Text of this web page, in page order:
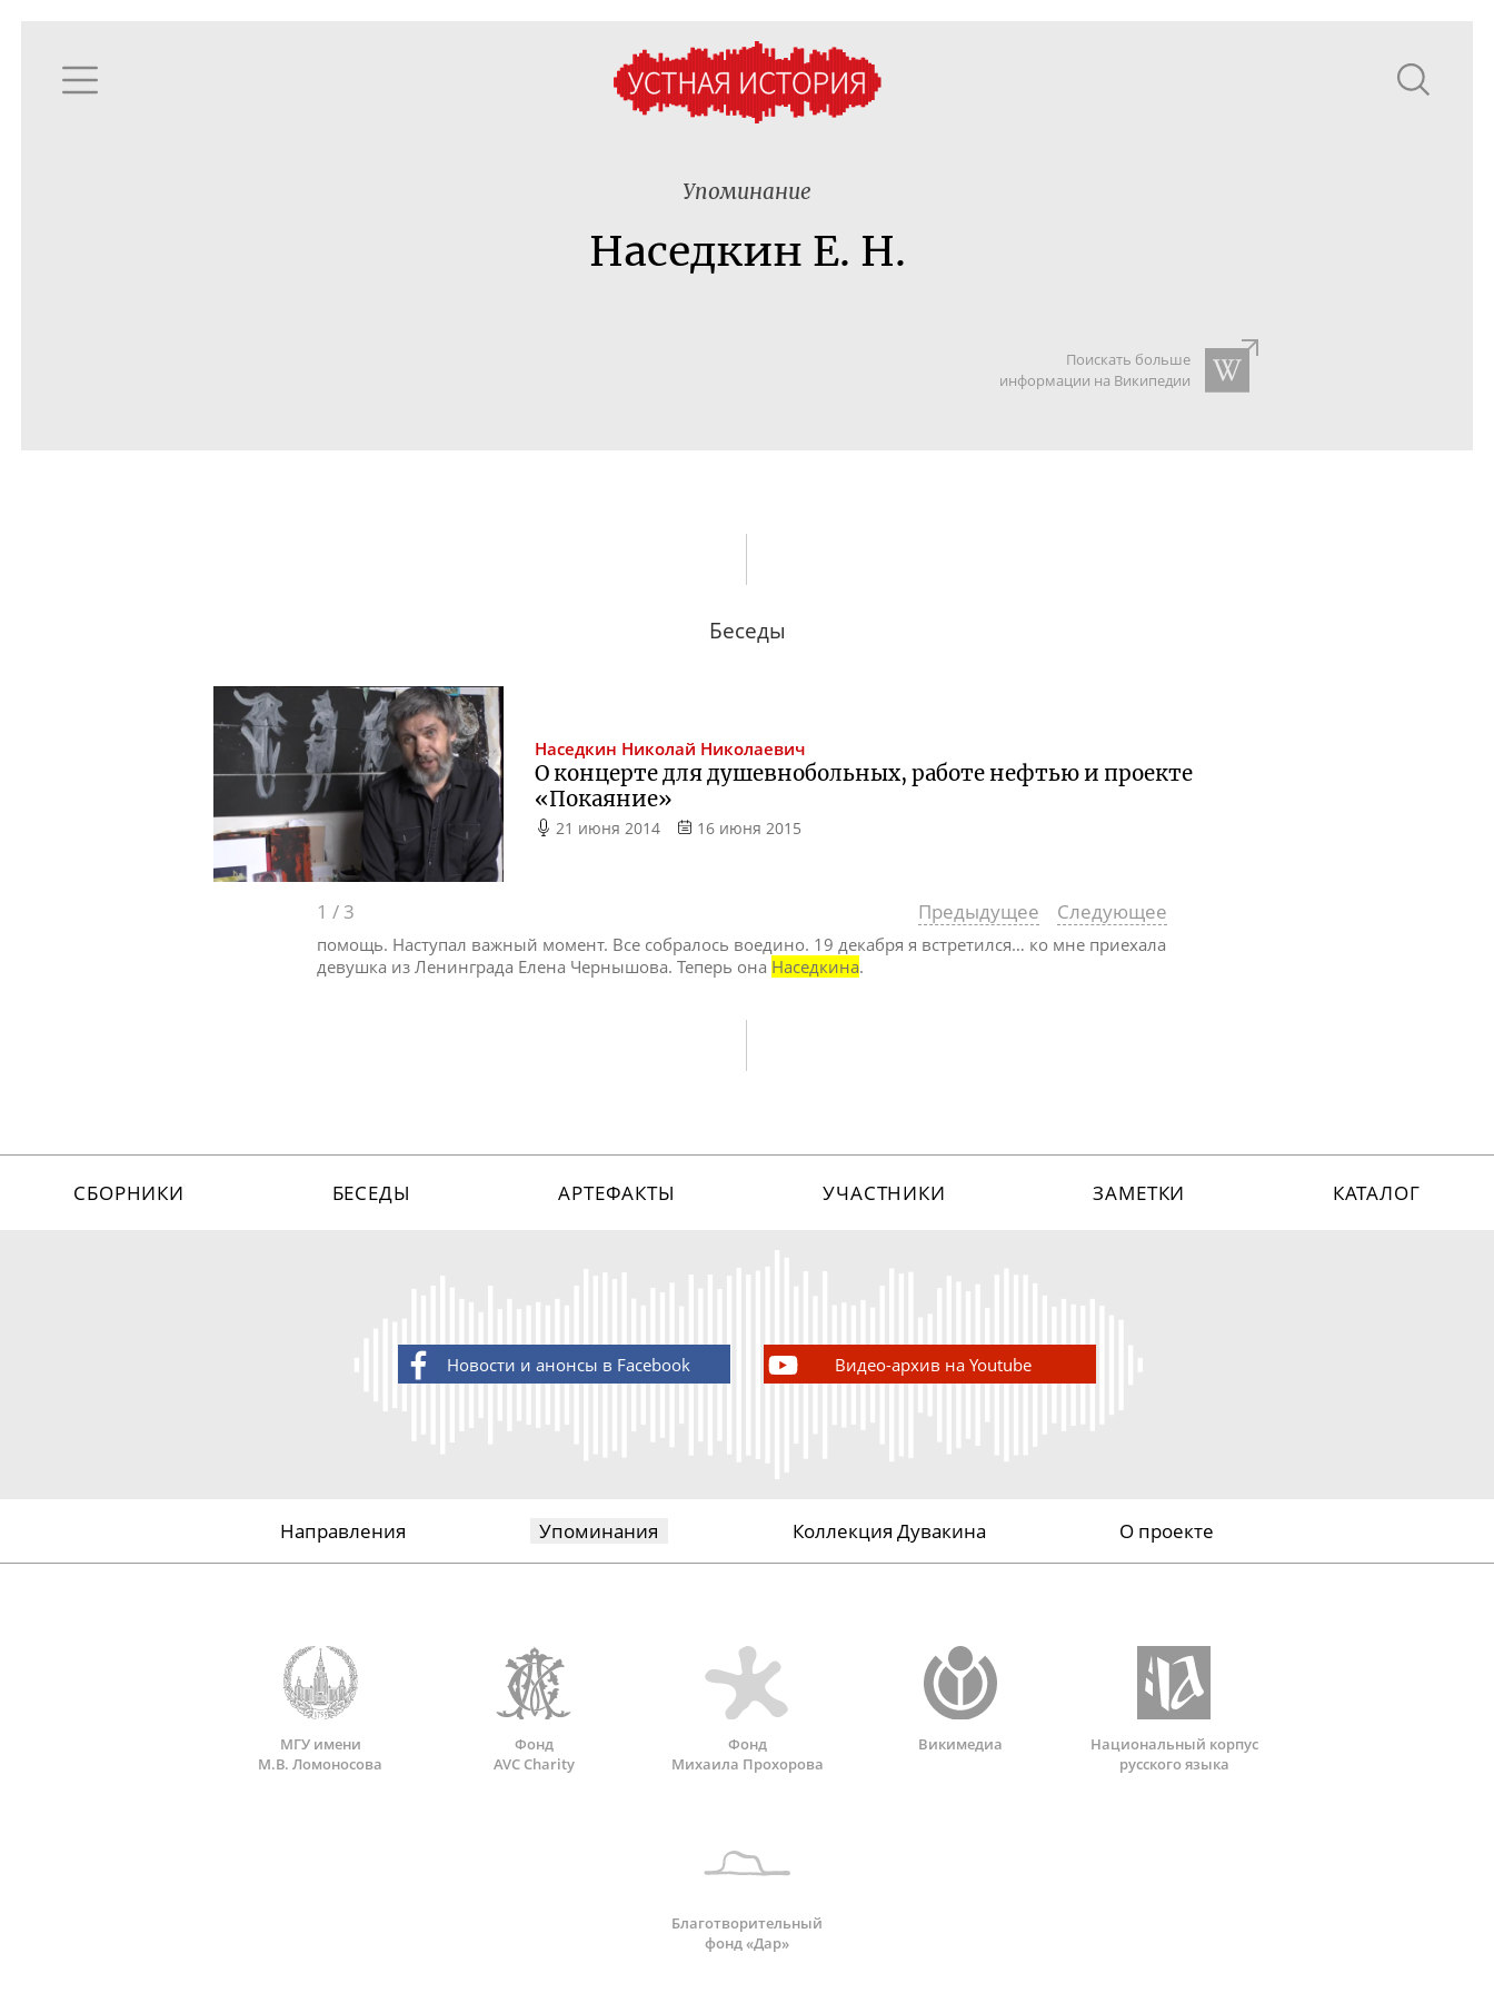
Упоминание
Наседкин Е. Н.
Поискать больше
информации на Википедии
Беседы
Наседкин Николай Николаевич
О концерте для душевнобольных, работе нефтью и проекте
«Покаяние»
21 июня 2014 16 июня 2015
1 / 3 Предыдущее Следующее
помощь. Наступал важный момент. Все собралось воедино. 19 декабря я встретился… ко мне приехала
девушка из Ленинграда Елена Чернышова. Теперь она Наседкина.
СБОРНИКИ БЕСЕДЫ АРТЕФАКТЫ УЧАСТНИКИ ЗАМЕТКИ КАТАЛОГ
Новости и анонсы в Facebook Видео-архив на Youtube
Направления Упоминания Коллекция Дувакина О проекте
МГУ имени
М.В. Ломоносова
Фонд
AVC Charity
Фонд
Михаила Прохорова
Викимедиа
Национальный корпус
русского языка
Благотворительный
фонд «Дар»